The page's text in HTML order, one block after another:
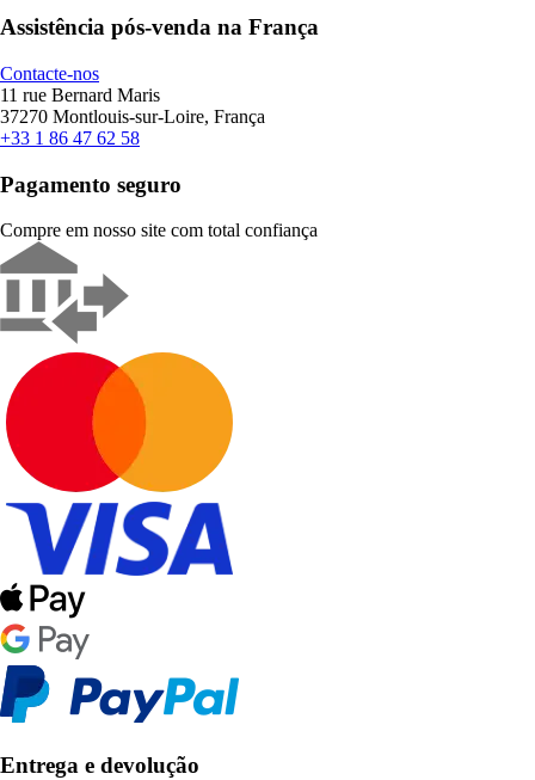
Assistência pós-venda na França
Contacte-nos
11 rue Bernard Maris
37270 Montlouis-sur-Loire, França
+33 1 86 47 62 58
Pagamento seguro
Compre em nosso site com total confiança
Entrega e devolução